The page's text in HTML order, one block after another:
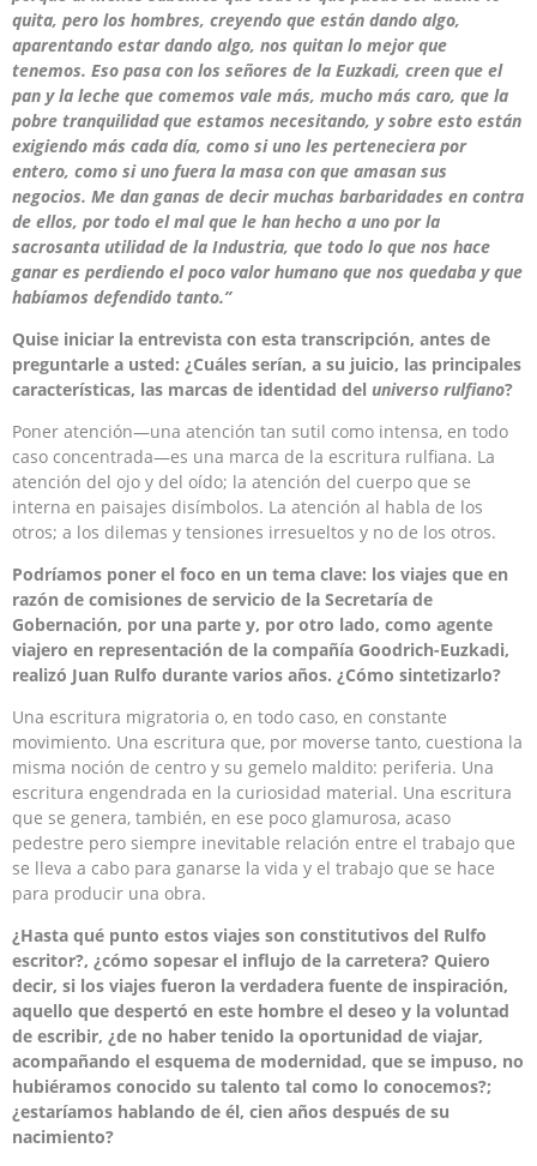
quita, pero los hombres, creyendo que están dando algo,
aparentando estar dando algo, nos quitan lo mejor que
tenemos. Eso pasa con los señores de la Euzkadi, creen que el
pan y la leche que comemos vale más, mucho más caro, que la
pobre tranquilidad que estamos necesitando, y sobre esto están
exigiendo más cada día, como si uno les perteneciera por
entero, como si uno fuera la masa con que amasan sus
negocios. Me dan ganas de decir muchas barbaridades en contra
de ellos, por todo el mal que le han hecho a uno por la
sacrosanta utilidad de la Industria, que todo lo que nos hace
ganar es perdiendo el poco valor humano que nos quedaba y que
habíamos defendido tanto.”
Quise iniciar la entrevista con esta transcripción, antes de
preguntarle a usted: ¿Cuáles serían, a su juicio, las principales
características, las marcas de identidad del universo rulfiano?
Poner atención—una atención tan sutil como intensa, en todo
caso concentrada—es una marca de la escritura rulfiana. La
atención del ojo y del oído; la atención del cuerpo que se
interna en paisajes disímbolos. La atención al habla de los
otros; a los dilemas y tensiones irresueltos y no de los otros.
Podríamos poner el foco en un tema clave: los viajes que en
razón de comisiones de servicio de la Secretaría de
Gobernación, por una parte y, por otro lado, como agente
viajero en representación de la compañía Goodrich-Euzkadi,
realizó Juan Rulfo durante varios años. ¿Cómo sintetizarlo?
Una escritura migratoria o, en todo caso, en constante
movimiento. Una escritura que, por moverse tanto, cuestiona la
misma noción de centro y su gemelo maldito: periferia. Una
escritura engendrada en la curiosidad material. Una escritura
que se genera, también, en ese poco glamurosa, acaso
pedestre pero siempre inevitable relación entre el trabajo que
se lleva a cabo para ganarse la vida y el trabajo que se hace
para producir una obra.
¿Hasta qué punto estos viajes son constitutivos del Rulfo
escritor?, ¿cómo sopesar el influjo de la carretera? Quiero
decir, si los viajes fueron la verdadera fuente de inspiración,
aquello que despertó en este hombre el deseo y la voluntad
de escribir, ¿de no haber tenido la oportunidad de viajar,
acompañando el esquema de modernidad, que se impuso, no
hubiéramos conocido su talento tal como lo conocemos?;
¿estaríamos hablando de él, cien años después de su
nacimiento?